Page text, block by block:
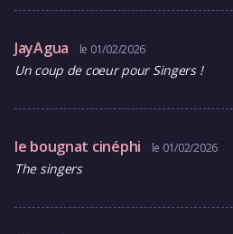
JayAgua le 01/02/2026
Un coup de coeur pour Singers !
le bougnat cinéphi le 01/02/2026
The singers